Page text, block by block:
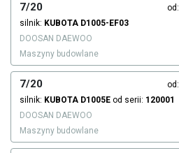
7/20 od:
silnik: KUBOTA D1005-EF03
DOOSAN DAEWOO
Maszyny budowlane
7/20 od:
silnik: KUBOTA D1005E od serii: 120001
DOOSAN DAEWOO
Maszyny budowlane